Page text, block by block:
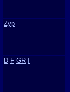
Zyp
D F GR